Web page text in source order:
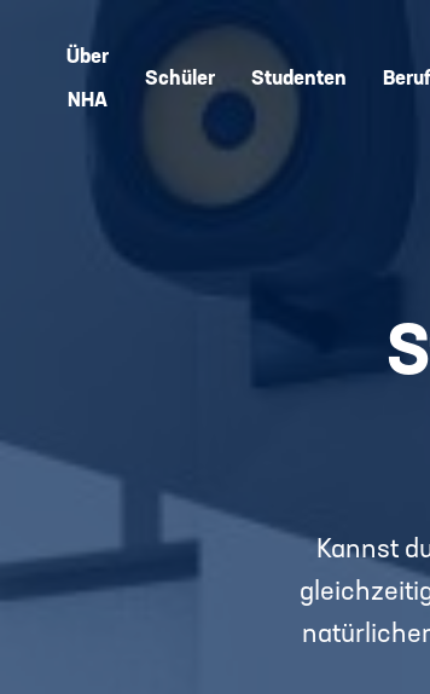
Über
NHA
Schüler Studenten
Kannst